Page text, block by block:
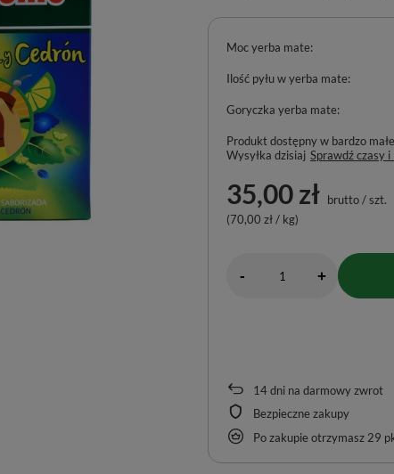
14dni na darmowy zwrot
Bezpieczne zakupy
Po zakupie otrzymasz 29
Produkt dostępny w bardzo
Wysyłka dzisiaj Sprawdź czasy
35,00 zł brutto/szt.
(70,00 zł / kg)
Moc yerba mate
Ilość pyłu w yerba mate
Goryczka yerba mate
- +